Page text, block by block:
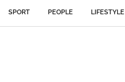
SPORT PEOPLE LIFESTYLE